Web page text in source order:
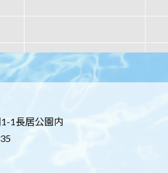
1長居公園内